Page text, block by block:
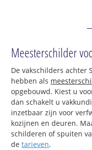
Meesterschilder
De vakschilders achter
hebben als
opgebouwd. Kiest u
dan schakelt u
inzetbaar zijn voor
kozijnen en deuren.
schilderen of spuiten
detarieven.